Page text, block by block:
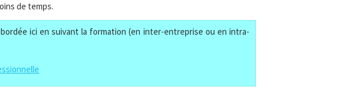
de temps.
ici en suivant la formation (en inter-entreprise ou en intra-